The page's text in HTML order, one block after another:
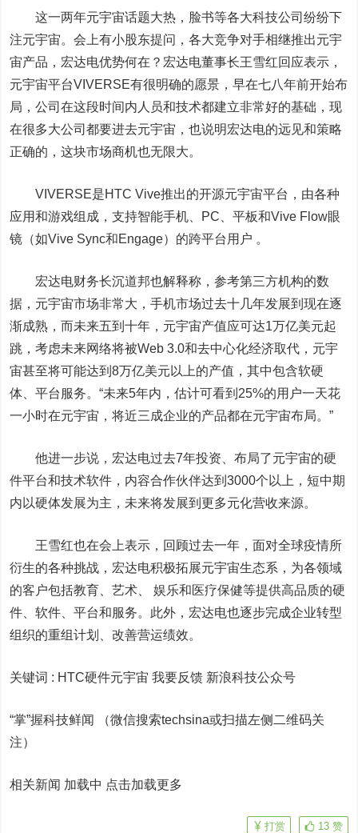
这一两年元宇宙话题大热，脸书等各大科技公司纷纷下
注元宇宙。会上有小股东提问，各大竞争对手相继推出元宇
宙产品，宏达电优势何在？宏达电董事长王雪红回应表示，
元宇宙平台VIVERSE有很明确的愿景，早在七八年前开始布
局，公司在这段时间内人员和技术都建立非常好的基础，现
在很多大公司都要进去元宇宙，也说明宏达电的远见和策略
正确的，这块市场商机也无限大。
VIVERSE是HTC Vive推出的开源元宇宙平台，由各种
应用和游戏组成，支持智能手机、PC、平板和Vive Flow眼
镜（如Vive Sync和Engage）的跨平台用户 。
宏达电财务长沉道邦也解释称，参考第三方机构的数
据，元宇宙市场非常大，手机市场过去十几年发展到现在逐
渐成熟，而未来五到十年，元宇宙产值应可达1万亿美元起
跳，考虑未来网络将被Web 3.0和去中心化经济取代，元宇
宙甚至将可能达到8万亿美元以上的产值，其中包含软硬
体、平台服务。“未来5年内，估计可看到25%的用户一天花
一小时在元宇宙，将近三成企业的产品都在元宇宙布局。”
他进一步说，宏达电过去7年投资、布局了元宇宙的硬
件平台和技术软件，内容合作伙伴达到3000个以上，短中期
内以硬体发展为主，未来将发展到更多元化营收来源。
王雪红也在会上表示，回顾过去一年，面对全球疫情所
衍生的各种挑战，宏达电积极拓展元宇宙生态系，为各领域
的客户包括教育、艺术、 娱乐和医疗保健等提供高品质的硬
件、软件、平台和服务。此外，宏达电也逐步完成企业转型
组织的重组计划、改善营运绩效。
关键词 : HTC硬件元宇宙 我要反馈 新浪科技公众号
“掌”握科技鲜闻 （微信搜索techsina或扫描左侧二维码关
注）
相关新闻 加载中 点击加载更多
13 赞
打赏